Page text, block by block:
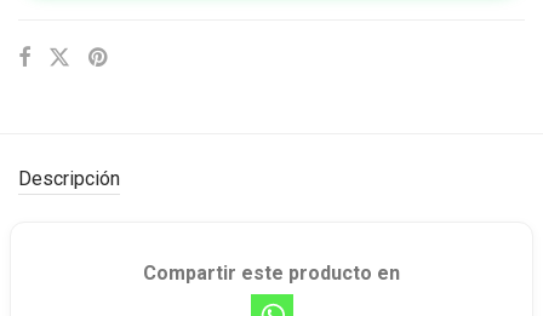
Descripción
Compartir este producto en